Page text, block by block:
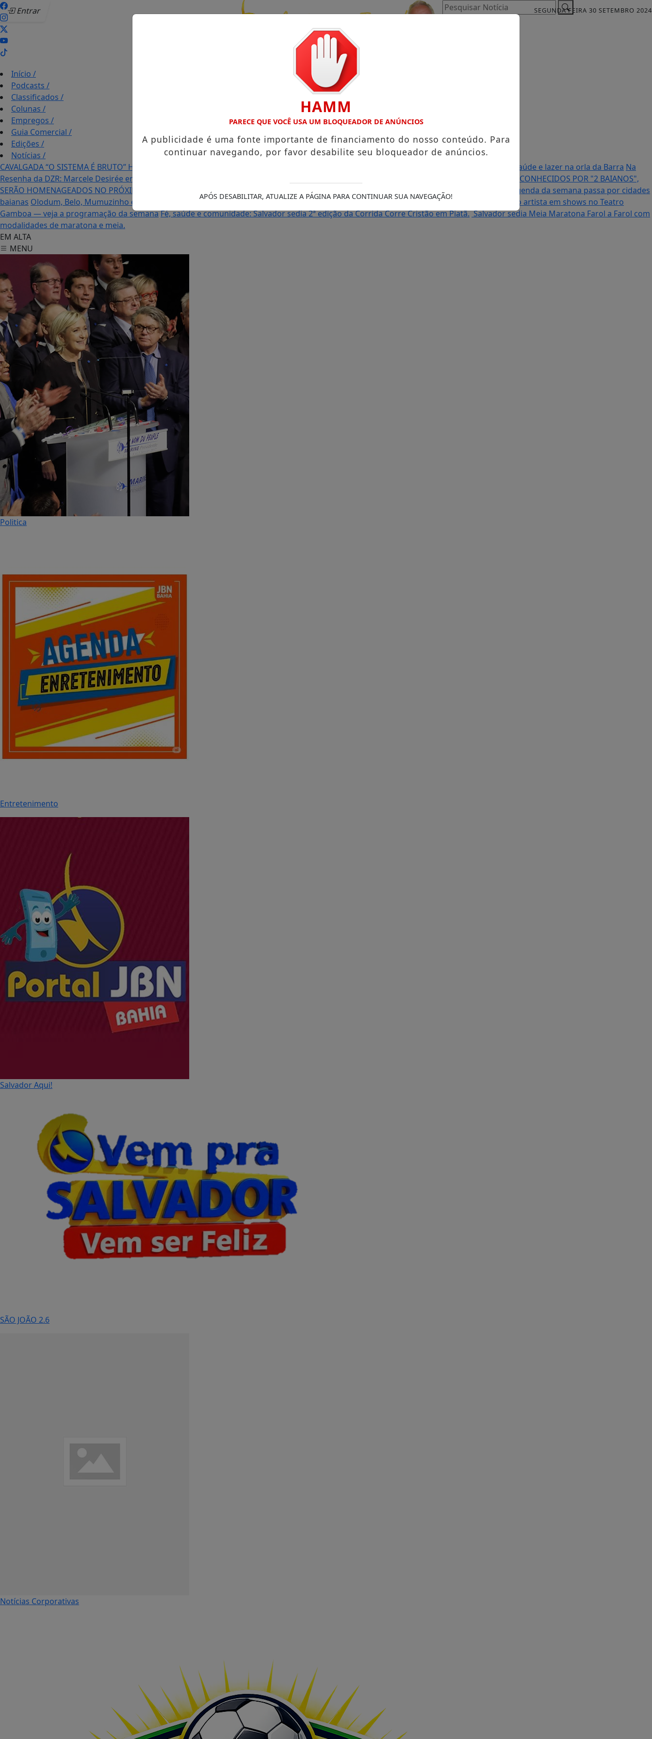
Entrar SEGUNDA FEIRA 30 SETEMBRO 2024
Pesquisar Notícia
Início /
Podcasts /
Classificados /
Colunas /
Empregos /
Guia Comercial /
Edições /
Notícias /
CAVALGADA “O SISTEMA É BRUTO” HOMENAGEIA UZIEL BUENO NO TERRAÇO MINEIRO
Salvador recebe a Smart Fit Run em agosto: esporte, saúde e lazer na orla da Barra Na
Resenha da DZR: Marcele Desirée entrevista fãs durante o show de Ritchie na Concha Acústica
OS ARTISTAS JUAN FRANCO E RAVENA FRANCO CONHECIDOS POR "2 BAIANOS",
SERÃO HOMENAGEADOS NO PRÓXIMO DIA 14 DE AGOSTO DE 2026
Xanddy Harmonia mantém ritmo intenso após turnê europeia e Fortal; agenda da semana passa por cidades
baianas Olodum, Belo, Mumuzinho e Timbalada reforçam programação do Camarote Glamour Salvador Irmão de Vander Lee celebra obra do artista em shows no Teatro
Gamboa — veja a programação da semanaFé, saúde e comunidade: Salvador sedia 2ª edição da Corrida Corre Cristão em Piatã.Salvador sedia Meia Maratona Farol a Farol com
modalidades de maratona e meia.
EM ALTA
MENU
Politica
Entretenimento
Salvador Aqui!
SÃO JOÃO 2.6
Notícias Corporativas
HAMM
PARECE QUE VOCÊ USA UM BLOQUEADOR DE ANÚNCIOS
A publicidade é uma fonte importante de financiamento do nosso conteúdo. Para
continuar navegando, por favor desabilite seu bloqueador de anúncios.
APÓS DESABILITAR, ATUALIZE A PÁGINA PARA CONTINUAR SUA NAVEGAÇÃO!